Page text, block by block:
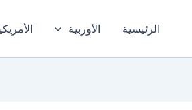
الرئيسية الأوربية